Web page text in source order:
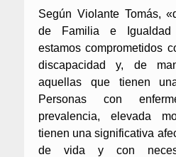
Según Violante Tomás,
de Familia e Igualdad
estamos comprometidos
discapacidad y, de
aquellas que tienen
Personas con
prevalencia, elevada
tienen una significativa
de vida y con